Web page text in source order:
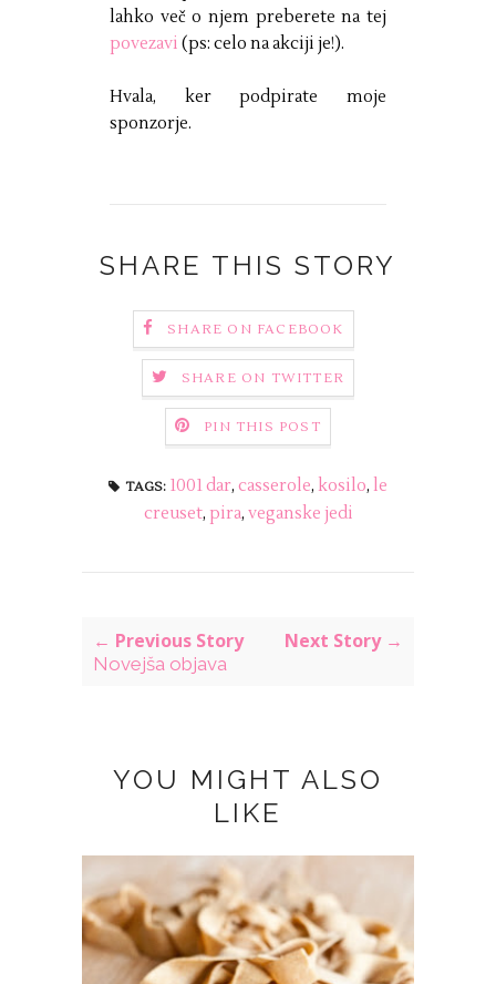
lahko več o njem preberete na tej
povezavi (ps: celo na akciji je!).
Hvala, ker podpirate moje
sponzorje.
SHARE THIS STORY
SHARE ON FACEBOOK
SHARE ON TWITTER
PIN THIS POST
TAGS: 1001 dar, casserole, kosilo, le
creuset, pira, veganske jedi
← Previous Story
Novejša objava
Next Story →
YOU MIGHT ALSO
LIKE